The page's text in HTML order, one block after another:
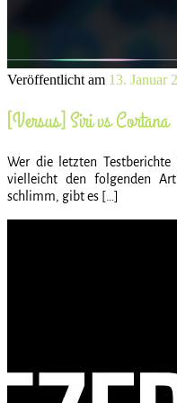
Veröffentlicht am 13. Januar
[Versus] Siri vs Cortana
Wer die letzten
vielleicht den folgenden
schlimm, gibt es […]